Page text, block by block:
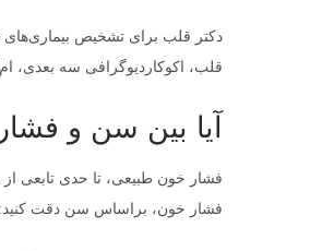
دکتر قلب برای تشخیص
قلب، اکوکاردیوگرافی سه بعدی،
آیا بین سن و
فشار خون طبیعی، تا حدی تابعی
فشار خون، براساس سن دقت کنید: